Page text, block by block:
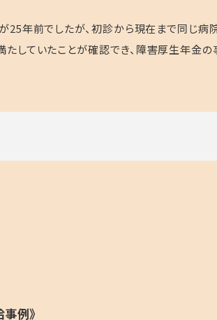
25年前でしたが、初診から現在まで同じ病
していたことが確認でき、障害厚生年金の
例》